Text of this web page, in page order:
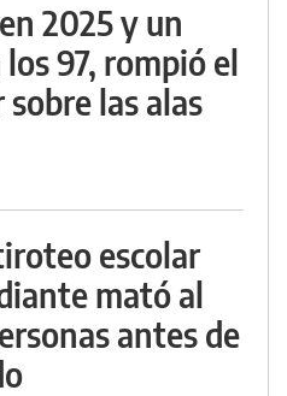
2025 y un
97, rompió el
las alas
escolar
mató al
antes de